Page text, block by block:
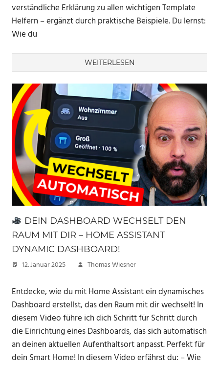
verständliche Erklärung zu allen wichtigen Template
Helfern – ergänzt durch praktische Beispiele. Du lernst:
Wie du
WEITERLESEN
DEIN DASHBOARD WECHSELT DEN
RAUM MIT DIR – HOME ASSISTANT
DYNAMIC DASHBOARD!
12. Januar 2025 Thomas Wiesner
Entdecke, wie du mit Home Assistant ein dynamisches
Dashboard erstellst, das den Raum mit dir wechselt! In
diesem Video führe ich dich Schritt für Schritt durch
die Einrichtung eines Dashboards, das sich automatisch
an deinen aktuellen Aufenthaltsort anpasst. Perfekt für
dein Smart Home! In diesem Video erfährst du: – Wie